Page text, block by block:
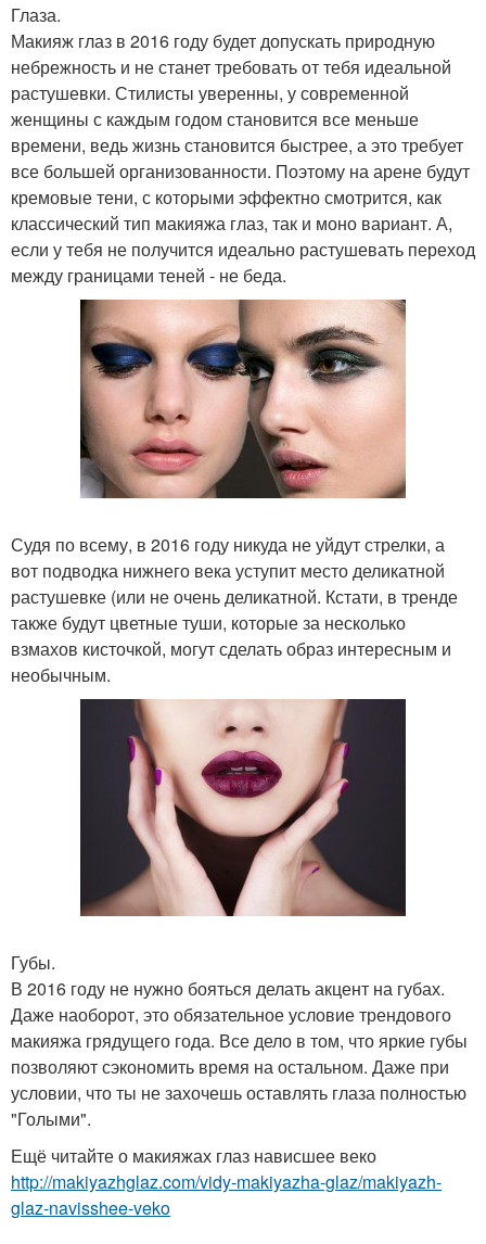
Глаза.
Макияж глаз в 2016 году будет допускать природную
небрежность и не станет требовать от тебя идеальной
растушевки. Стилисты уверенны, у современной
женщины с каждым годом становится все меньше
времени, ведь жизнь становится быстрее, а это требует
все большей организованности. Поэтому на арене будут
кремовые тени, с которыми эффектно смотрится, как
классический тип макияжа глаз, так и моно вариант. А,
если у тебя не получится идеально растушевать переход
между границами теней - не беда.
Судя по всему, в 2016 году никуда не уйдут стрелки, а
вот подводка нижнего века уступит место деликатной
растушевке (или не очень деликатной. Кстати, в тренде
также будут цветные туши, которые за несколько
взмахов кисточкой, могут сделать образ интересным и
необычным.
Губы.
В 2016 году не нужно бояться делать акцент на губах.
Даже наоборот, это обязательное условие трендового
макияжа грядущего года. Все дело в том, что яркие губы
позволяют сэкономить время на остальном. Даже при
условии, что ты не захочешь оставлять глаза полностью
"Голыми".
Ещё читайте о макияжах глаз нависшее веко
http://makiyazhglaz.com/vidy-makiyazha-glaz/makiyazh-
glaz-navisshee-veko